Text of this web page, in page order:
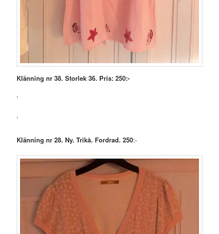
Klänning nr 38. Storlek 36. Pris: 250:-
’
’
Klänning nr 28. Ny. Trikå. Fordrad. 250:-